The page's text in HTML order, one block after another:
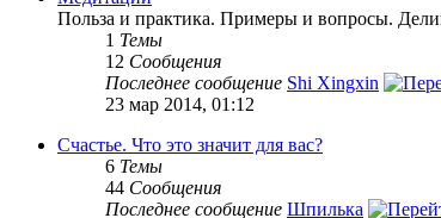
Польза и практика. Примеры и вопросы.
1 Темы
12 Сообщения
Последнее сообщение Shi Xingxin
23 мар 2014, 01:12
Счастье. Что это значит для вас?
6 Темы
44 Сообщения
Последнее сообщение Шпилька